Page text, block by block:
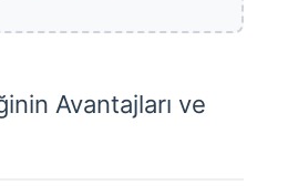
Avantajları ve